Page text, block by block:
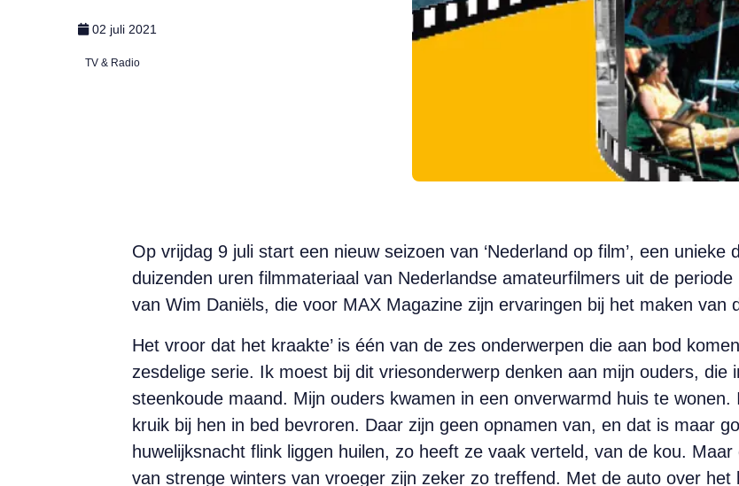
02 juli 2021
TV & Radio
Op vrijdag 9 juli start een nieuw seizoen van ‘Nederland op film’, een
duizenden uren filmmateriaal van Nederlandse amateur­filmers uit de
van Wim Daniëls, die voor MAX Magazine zijn ervaringen bij het maken van
Het vroor dat het kraakte’ is één van de zes onderwerpen die aan bod
zesdelige serie. Ik moest bij dit vriesonderwerp denken aan mijn ouders, die
steenkoude maand. Mijn ouders kwamen in een onverwarmd huis te
kruik bij hen in bed bevroren. Daar zijn geen opnamen van, en dat is maar
huwelijksnacht flink liggen huilen, zo heeft ze vaak verteld, van de kou.
van strenge winters van vroeger zijn zeker zo treffend. Met de auto over